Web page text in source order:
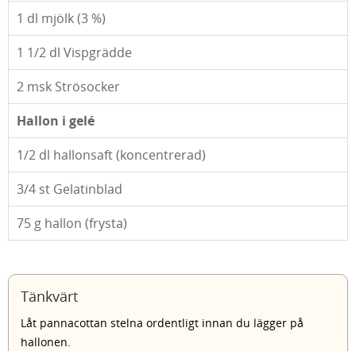
1 dl mjölk (3 %)
1 1/2 dl Vispgrädde
2 msk Strösocker
Hallon i gelé
1/2 dl hallonsaft (koncentrerad)
3/4 st Gelatinblad
75 g hallon (frysta)
Tänkvärt
Låt pannacottan stelna ordentligt innan du lägger på
hallonen.